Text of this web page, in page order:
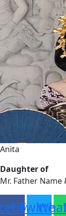
Anita
Daughter of
Mr. Father
Twitter